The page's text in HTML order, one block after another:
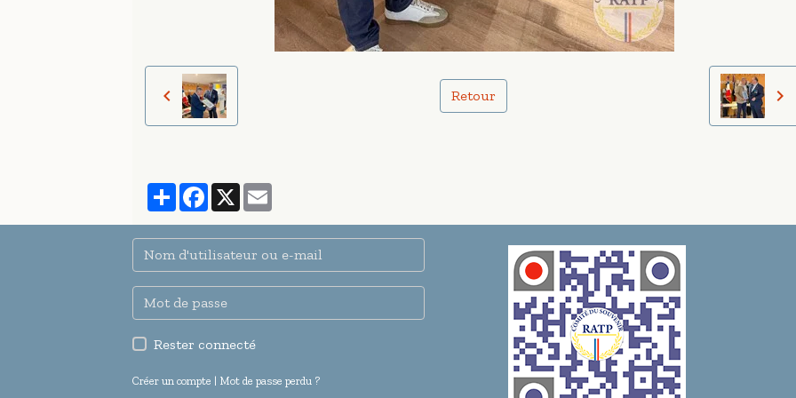
Retour
PartagerFacebook
X
Rester connecté
Créer un compte | Mot de passe perdu ?